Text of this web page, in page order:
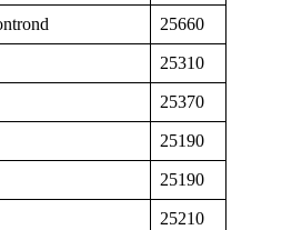
25660
25310
25370
25190
25190
25210